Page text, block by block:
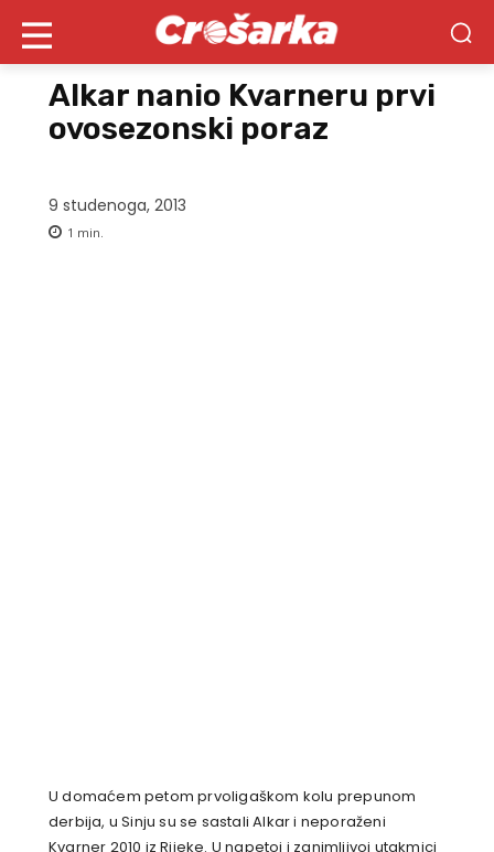
Alkar nanio Kvarneru prvi
ovosezonski poraz
9 studenoga, 2013
1 min.
U domaćem petom prvoligaškom kolu prepunom
derbija, u Sinju su se sastali Alkar i neporaženi
Kvarner 2010 iz Rijeke. U napetoj i zanimljivoj utakmici